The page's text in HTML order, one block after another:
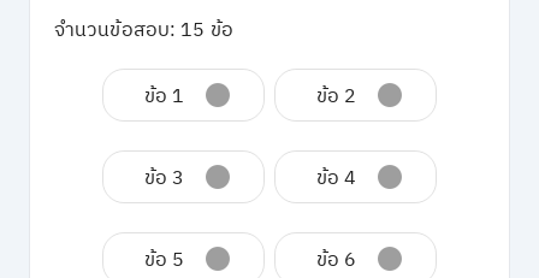
จำนวนข้อสอบ: 15 ข้อ
ข้อ 1 ข้อ 2
ข้อ 3 ข้อ 4
ข้อ 5 ข้อ 6